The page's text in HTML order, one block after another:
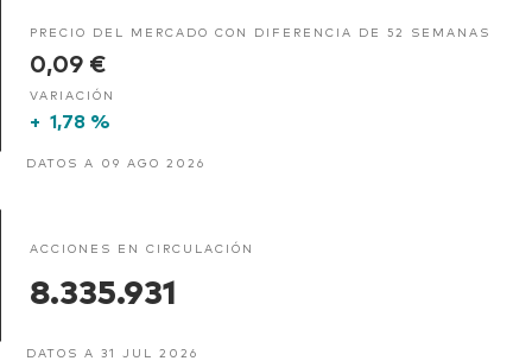
PRECIO DEL MERCADO CON DIFERENCIA DE 52 SEMANAS
0,09 €
VARIACIÓN
+ 1,78 %
DATOS A 09 AGO 2026
ACCIONES EN CIRCULACIÓN
8.335.931
DATOS A 31 JUL 2026